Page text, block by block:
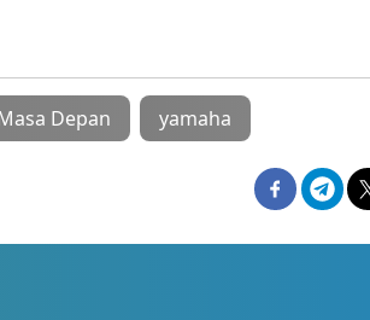
Depan yamaha